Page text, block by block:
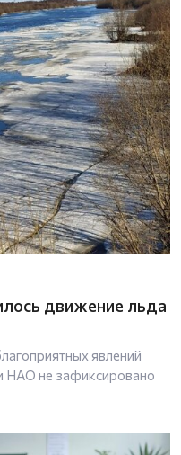
движение льда
явлений
НАО не зафиксировано